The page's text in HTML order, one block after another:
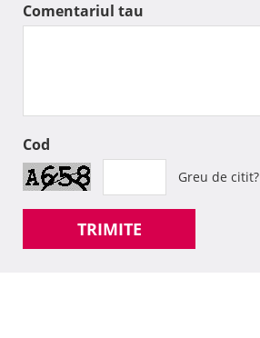
Comentariul tau
Cod
Greu de citit?
TRIMITE